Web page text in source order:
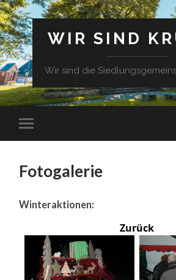
WIR SIND
Wir sind die
Fotogalerie
Winteraktionen:
Zurück